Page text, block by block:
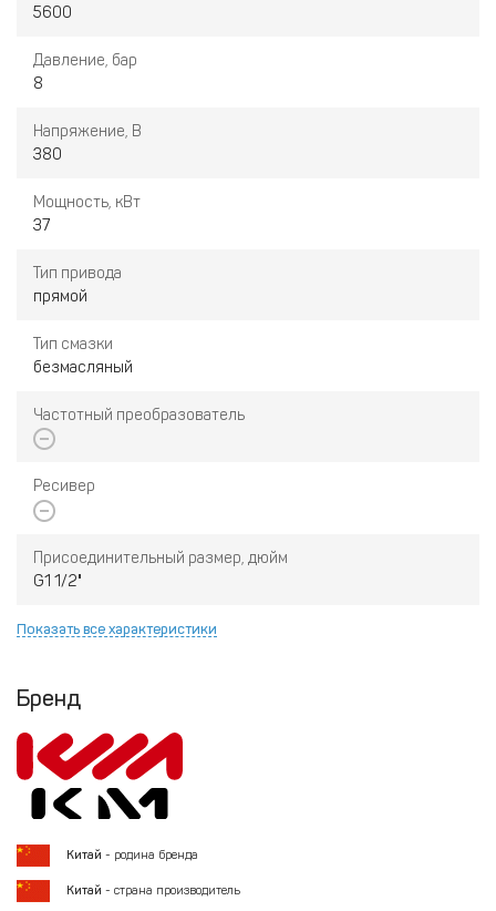
5600
Давление, бар
8
Напряжение, В
380
Мощность, кВт
37
Тип привода
прямой
Тип смазки
безмасляный
Частотный преобразователь
Ресивер
Присоединительный размер, дюйм
G1 1/2"
Показать все характеристики
Бренд
Китай - родина бренда
Китай - страна производитель